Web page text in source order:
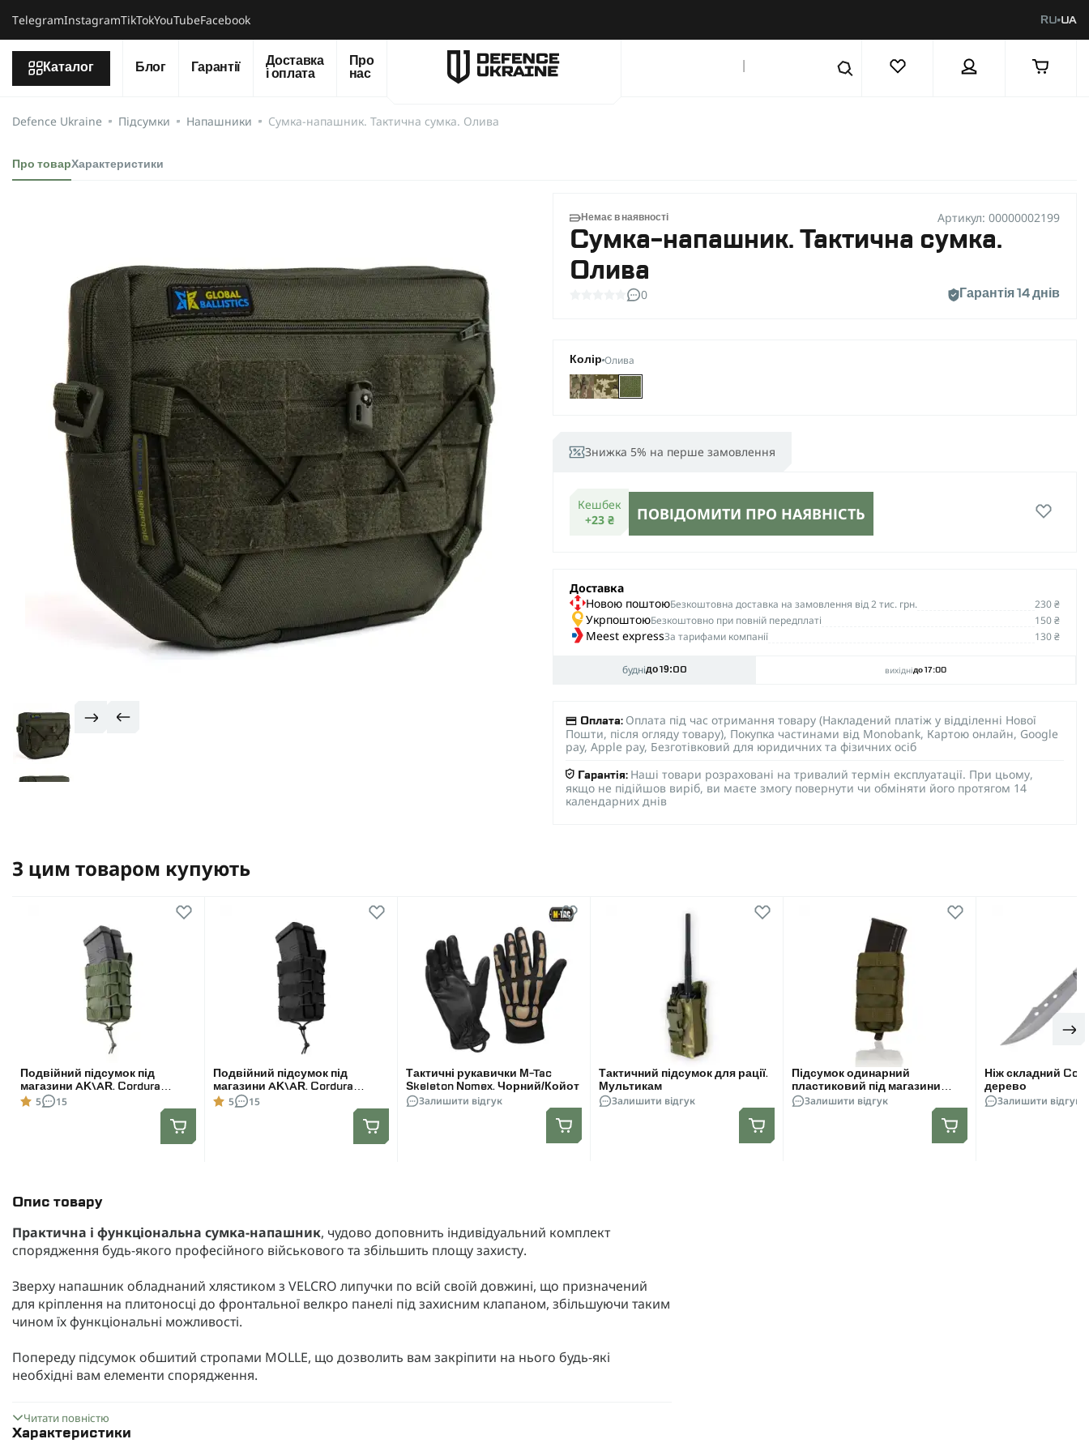
ТelegramInstagramTikTokYouTubeFacebook RU UA
Каталог Блог Гарантії
Доставка
і оплата
Про
нас
Defence Ukraine Підсумки Напашники Сумка-напашник. Тактична сумка. Олива
Про товарХарактеристики
Немає в наявності Артикул: 00000002199
Сумка-напашник. Тактична сумка.
Олива
0 Гарантія 14 днів
Колір Олива
Знижка 5% на перше замовлення
Кешбек
+23 ₴
ПОВІДОМИТИ ПРО НАЯВНІСТЬ
Доставка
Новою поштоюБезкоштовна доставка на замовлення від 2 тис. грн. 230 ₴
УкрпоштоюБезкоштовно при повній передплаті 150 ₴
Meest expressЗа тарифами компанії 130 ₴
буднідо 19:00 вихіднідо 17:00
Оплата: Оплата під час отримання товару (Накладений платіж у відділенні Нової
Пошти, після огляду товару), Покупка частинами від Monobank, Картою онлайн, Google
pay, Apple pay, Безготівковий для юридичних та фізичних осіб
Гарантія: Наші товари розраховані на тривалий термін експлуатації. При цьому,
якщо не підійшов виріб, ви маєте змогу повернути чи обміняти його протягом 14
календарних днів
Опис товару
Практична і функціональна сумка-напашник, чудово доповнить індивідуальний комплект
спорядження будь-якого професійного військового та збільшить площу захисту.
Зверху напашник обладнаний хлястиком з VELCRO липучки по всій своїй довжині, що призначений
для кріплення на плитоносці до фронтальної велкро панелі під захисним клапаном, збільшуючи таким
чином їх функціональні можливості.
Попереду підсумок обшитий стропами MOLLE, що дозволить вам закріпити на нього будь-які
необхідні вам елементи спорядження.
Основою напашника є велике відділення для особистих речей, приховані вологостійкою блискавкою,
що дає змогу помістити всі необхідні речі та захистити їх від потрапляння вологи.
Читати повністю
Характеристики
З цим товаром купують
Подвійний підсумок під
магазини AK\AR. Cordura
1000D. Molle. Олива
5 15
Подвійний підсумок під
магазини AK\AR. Cordura
1000D. Molle. Чорний
5 15
Тактичні рукавички M-Tac
Skeleton Nomex. Чорний/Койот
Залишити відгук
Тактичний підсумок для рації.
Мультикам
Залишити відгук
Підсумок одинарний
пластиковий під магазини
AK\AR. Cordura 1000D. Molle.
Залишити відгук
Ніж складний
дерево
Залишити відгук